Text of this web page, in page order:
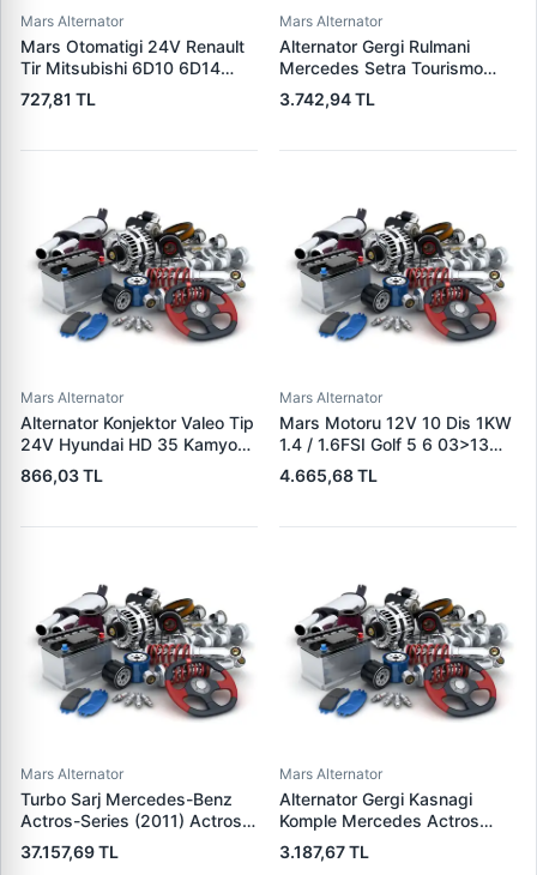
Mars Alternator
Mars Otomatigi 24V Renault
Tir Mitsubishi 6D10 6D14
Motor | DWA 39105 | OEM
M371X20171
727,81 TL
Mars Alternator
Alternator Gergi Rulmani
Mercedes Setra Tourismo
Travego 0 350 99> | SKF
VKMCV 51012 | OEM
9062001870
3.742,94 TL
Mars Alternator
Alternator Konjektor Valeo Tip
24V Hyundai HD 35 Kamyon
Is Makinesi Mitsubishi (L,R) |
GENON GNR-V401H | OEM
866,03 TL
Mars Alternator
Mars Motoru 12V 10 Dis 1KW
1.4 / 1.6FSI Golf 5 6 03>13
Jetta 3 06>14 Polo 02> A1
11>14 A3 04>08 Altea 07>13
CARGO F032114034 | OEM
4.665,68 TL
Mars Alternator
Turbo Sarj Mercedes-Benz
Actros-Series (2011) Actros
2048 Ls | NISSENS 93826 |
OEM 4710903480
37.157,69 TL
Mars Alternator
Alternator Gergi Kasnagi
Komple Mercedes Actros
Axor 03> (OM541940) | SKF
VKMCV 51005 | OEM
3.187,67 TL